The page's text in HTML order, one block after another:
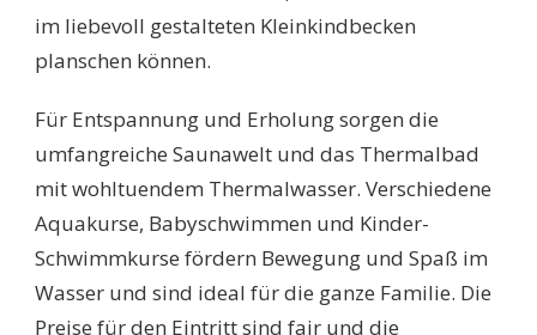
im liebevoll gestalteten Kleinkindbecken
planschen können.
Für Entspannung und Erholung sorgen die
umfangreiche Saunawelt und das Thermalbad
mit wohltuendem Thermalwasser. Verschiedene
Aquakurse, Babyschwimmen und Kinder-
Schwimmkurse fördern Bewegung und Spaß im
Wasser und sind ideal für die ganze Familie. Die
Preise für den Eintritt sind fair und die